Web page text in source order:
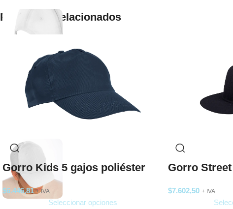
Productos relacionados
Gorro Kids 5 gajos poliéster
$6.446,81 + IVA
Seleccionar opciones
Gorro
$7.602,50 + IVA